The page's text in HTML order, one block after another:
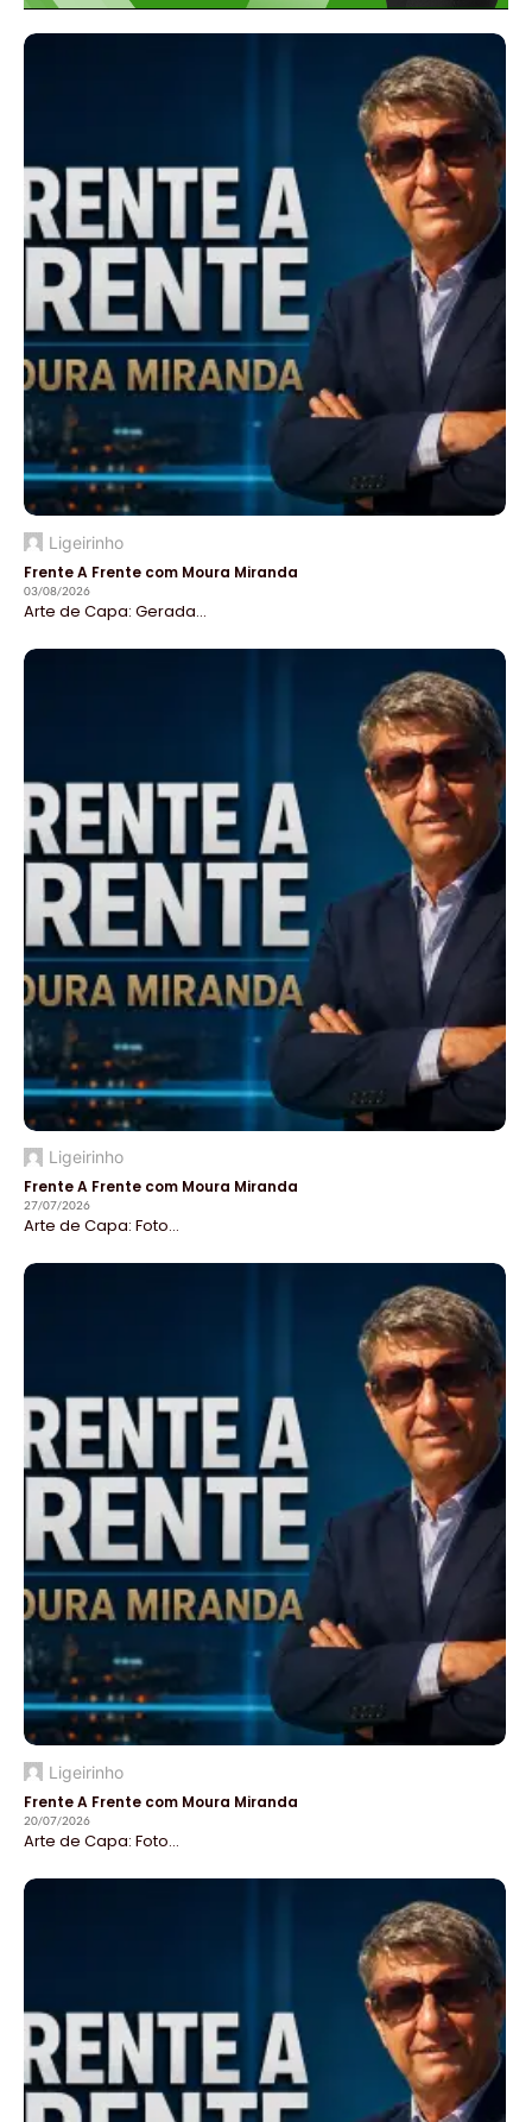
Ligeirinho
Frente A Frente com Moura Miranda
03/08/2026
Arte de Capa: Gerada...
Ligeirinho
Frente A Frente com Moura Miranda
27/07/2026
Arte de Capa: Foto...
Ligeirinho
Frente A Frente com Moura Miranda
20/07/2026
Arte de Capa: Foto...